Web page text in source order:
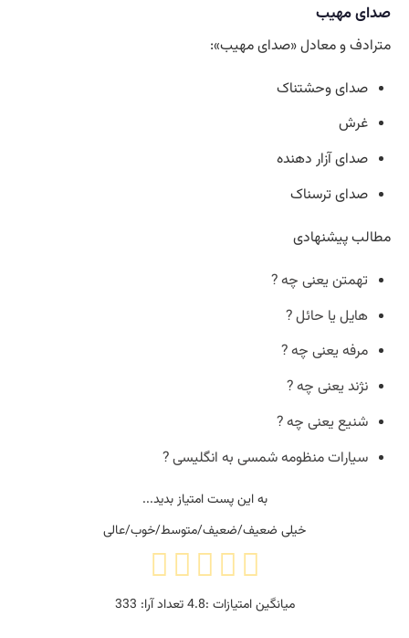
صدای مهیب
مترادف و معادل «صدای مهیب»:
صدای وحشتناک
غرش
صدای آزار دهنده
صدای ترسناک
مطالب پیشنهادی
تهمتن یعنی چه ?
هایل یا حائل ?
مرفه یعنی چه ?
نژند یعنی چه ?
شنیع یعنی چه ?
سیارات منظومه شمسی به انگلیسی ?
به این پست امتیاز بدید...
خیلی ضعیف/ضعیف/متوسط/خوب/عالی
میانگین امتیازات :4.8تعداد آرا: 333